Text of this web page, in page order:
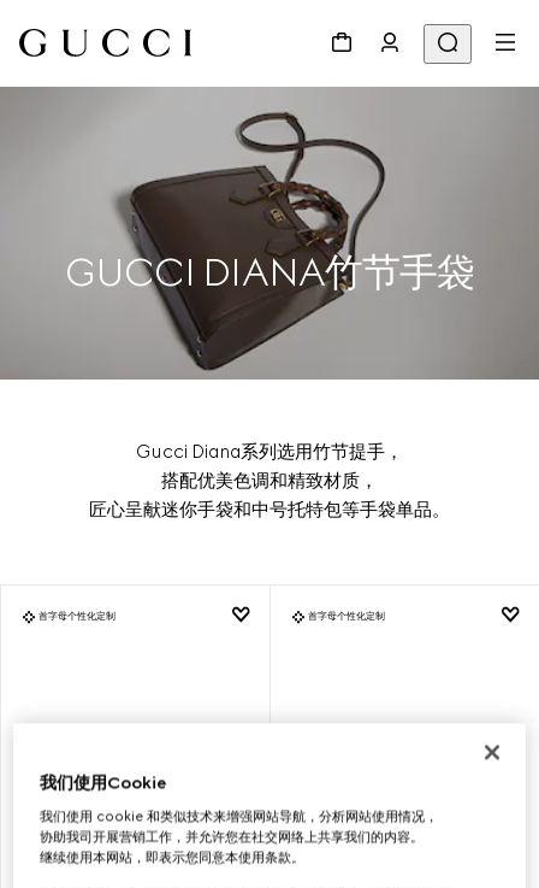
GUCCI DIANA竹节手袋
Gucci Diana系列选用竹节提手，
搭配优美色调和精致材质，
匠心呈献迷你手袋和中号托特包等手袋单品。
首字母个性化定制 首字母个性化定制
我们使用Cookie
我们使用 cookie 和类似技术来增强网站导航，分析网站使用情况，
协助我司开展营销工作，并允许您在社交网络上共享我们的内容。
继续使用本网站，即表示您同意本使用条款。